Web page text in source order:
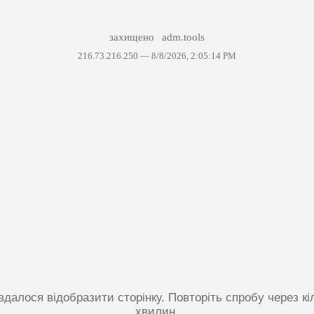
захищено adm.tools
216.73.216.250 — 8/8/2026, 2:05:14 PM
відобразити сторінку. Повторіть спробу через